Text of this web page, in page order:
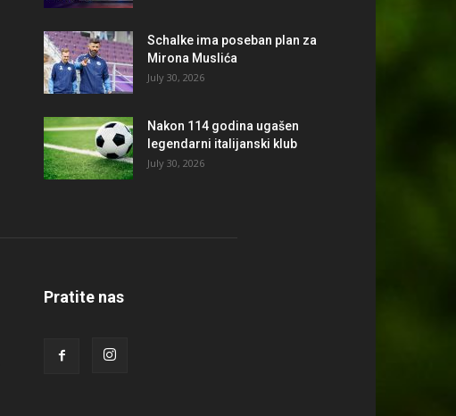
Schalke ima poseban plan za
Mirona Muslića
July 30, 2026
Nakon 114 godina ugašen
legendarni italijanski klub
July 30, 2026
Pratite nas